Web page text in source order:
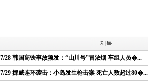
제목
7/28 韩国高铁事故频发：“山川号”冒浓烟 车组人员�...
7/29 挪威连环袭击：小岛发生枪击案 死亡人数超过80�...